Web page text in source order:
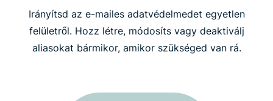
Irányítsd az e-mailes adatvédelmedet egyetlen
felületről. Hozz létre, módosíts vagy deaktiválj
aliasokat bármikor, amikor szükséged van rá.